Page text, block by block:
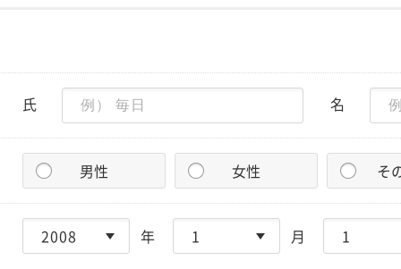
氏 名
男性 女性 そ
年 月